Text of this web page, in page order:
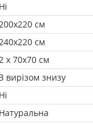
Ні
см
см
х 70х70 см
вирізом знизу
Ні
Натуральна